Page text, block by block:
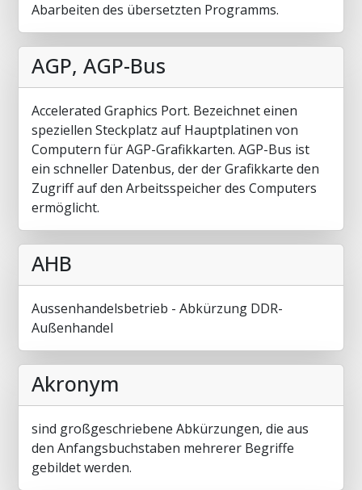
Abarbeiten des übersetzten Programms.
AGP, AGP-Bus
Accelerated Graphics Port. Bezeichnet einen
speziellen Steckplatz auf Hauptplatinen von
Computern für AGP-Grafikkarten. AGP-Bus ist
ein schneller Datenbus, der der Grafikkarte den
Zugriff auf den Arbeitsspeicher des Computers
ermöglicht.
AHB
Aussenhandelsbetrieb - Abkürzung DDR-
Außenhandel
Akronym
sind großgeschriebene Abkürzungen, die aus
den Anfangsbuchstaben mehrerer Begriffe
gebildet werden.